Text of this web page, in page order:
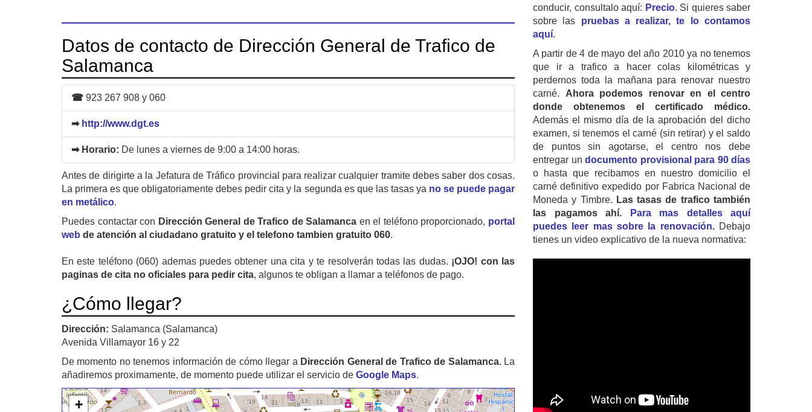
Datos de contacto de Dirección General de Trafico de
Salamanca
☎ 923 267 908 y 060
➡ http://www.dgt.es
➡ Horario: De lunes a viernes de 9:00 a 14:00 horas.
Antes de dirigirte a la Jefatura de Tráfico provincial para realizar cualquier tramite debes saber dos cosas.
La primera es que obligatoriamente debes pedir cita y la segunda es que las tasas ya no se puede pagar
en metálico.
Puedes contactar con Dirección General de Trafico de Salamanca en el teléfono proporcionado, portal
web de atención al ciudadano gratuito y el telefono tambien gratuito 060.
En este teléfono (060) ademas puedes obtener una cita y te resolverán todas las dudas. ¡OJO! con las
paginas de cita no oficiales para pedir cita, algunos te obligan a llamar a teléfonos de pago.
¿Cómo llegar?
Dirección: Salamanca (Salamanca)
Avenida Villamayor 16 y 22
De momento no tenemos información de cómo llegar a Dirección General de Trafico de Salamanca. La
añadiremos proximamente, de momento puede utilizar el servicio de Google Maps.
+
conducir, consultalo aquí: Precio. Si quieres saber
sobre las pruebas a realizar, te lo contamos
aquí.
A partir de 4 de mayo del año 2010 ya no tenemos
que ir a trafico a hacer colas kilométricas y
perdernos toda la mañana para renovar nuestro
carné. Ahora podemos renovar en el centro
donde obtenemos el certificado médico.
Además el mismo día de la aprobación del dicho
examen, si tenemos el carné (sin retirar) y el saldo
de puntos sin agotarse, el centro nos debe
entregar un documento provisional para 90 días
o hasta que recibamos en nuestro domicilio el
carné definitivo expedido por Fabrica Nacional de
Moneda y Timbre. Las tasas de trafico también
las pagamos ahí.
Para mas detalles aquí
puedes leer mas sobre la renovación.Debajo
tienes un video explicativo de la nueva normativa: